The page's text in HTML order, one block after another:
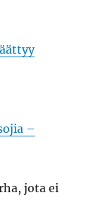
–
jota ei